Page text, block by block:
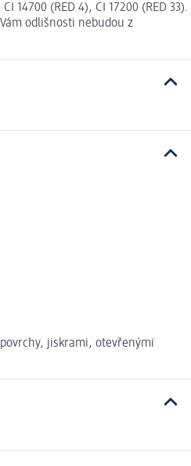
CI 14700 (RED 4), CI 17200 (RED 33).
odlišnosti nebudou z
jiskrami, otevřenými